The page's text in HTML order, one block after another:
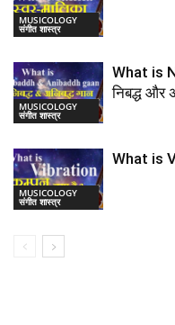
MUSICOLOGY
संगीत शास्त्र
MUSICOLOGY
संगीत शास्त्र
What is
निबद्ध और
MUSICOLOGY
संगीत शास्त्र
What is